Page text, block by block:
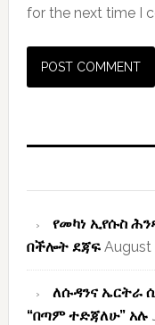
for the next time I
የመካነ ኢየሱስ
በችሎት ደጃፍ August
ለሱዳንና ኤርትራ
“በጣም ተድጃለሁ” አሉ